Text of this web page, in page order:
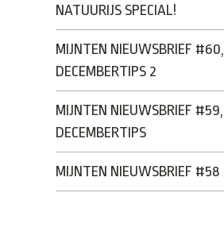
NATUURIJS SPECIAL!
MIJNTEN NIEUWSBRIEF #60,
DECEMBERTIPS 2
MIJNTEN NIEUWSBRIEF #59,
DECEMBERTIPS
MIJNTEN NIEUWSBRIEF #58